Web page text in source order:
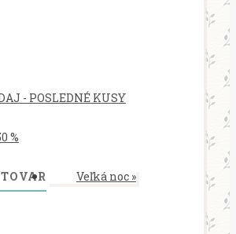
- POSLEDNÉ KUSY
%
Veľká noc »